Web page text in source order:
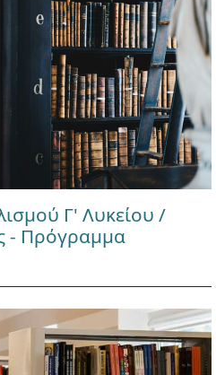
Γ' Λυκείου /
- Πρόγραμμα